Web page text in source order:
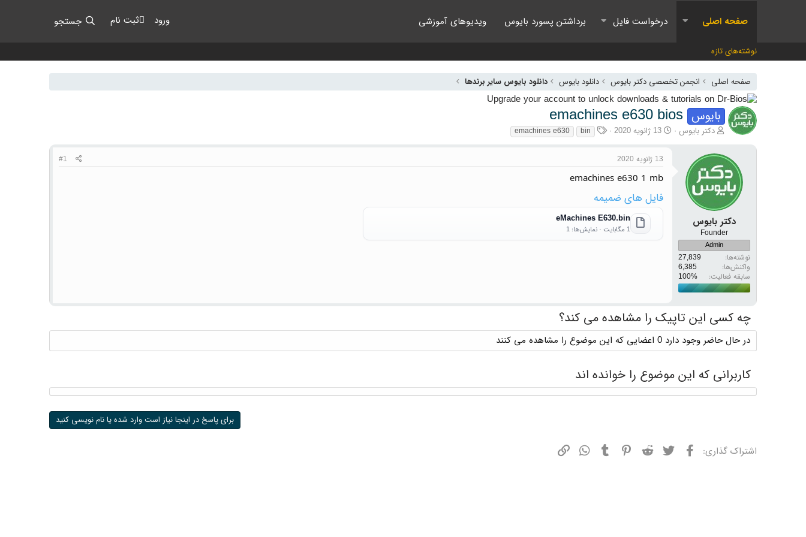
صفحه اصلی درخواست فایل برداشتن پسورد بایوس ویدیوهای آموزشی ورود ثبت نام جستجو
نوشته‌های تازه
صفحه اصلی انجمن تخصصی دکتر بایوس دانلود بایوس دانلود بایوس سایر برندها
بایوس emachines e630 bios
آغازگر گفتمان
دکتر بایوس تاریخ شروع
13 ژانویه 2020 برچسب‌ها
bin
emachines e630
دکتر بایوس
Founder
Admin
نوشته‌ها
27,839
واکنش‌ها
6,385
سابقه فعالیت:
13 ژانویه 2020 #1
emachines e630 1 mb
فایل های ضمیمه
eMachines E630.bin
1 مگابایت · نمایش‌ها: 1
چه کسی این تاپیک را مشاهده می کند؟
در حال حاضر وجود دارد 0 اعضایی که این موضوع را مشاهده می کنند
کاربرانی که این موضوع را خوانده اند
برای پاسخ در اینجا نیاز است وارد شده یا نام نویسی کنید
اشتراک گذاری: فیسبوکتوییتر ردیت پینترستتامبلر واتسپ